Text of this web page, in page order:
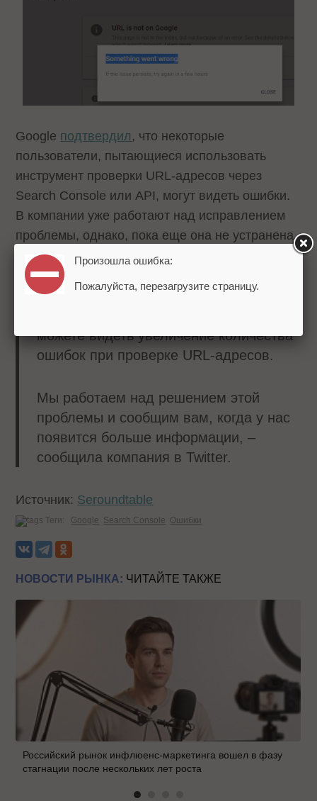
Google подтвердил , что некоторые
пользователи, пытающиеся использовать
инструмент проверки URL-адресов через
Search Console или API, могут видеть ошибки.
В компании уже работают над исправлением
проблемы, однако, пока еще она не устранена.
У нас возникла проблема с
инструментом проверки URL как в
можете видеть увеличение количества
ошибок при проверке URL-адресов.
Мы работаем над решением этой
проблемы и сообщим вам, когда у нас
появится больше информации, –
сообщила компания в Twitter.
Источник: Seroundtable
Теги: Google Search Console Ошибки
НОВОСТИ РЫНКА: ЧИТАЙТЕ ТАКЖЕ
Российский рынок инфлюенс-маркетинга вошел в фазу
стагнации после нескольких лет роста
Произошла ошибка:
Пожалуйста, перезагрузите страницу.